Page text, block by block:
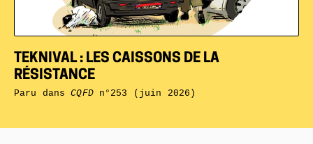
TEKNIVAL : LES CAISSONS DE LA
RÉSISTANCE
Paru dansCQFDn°253 (juin 2026)